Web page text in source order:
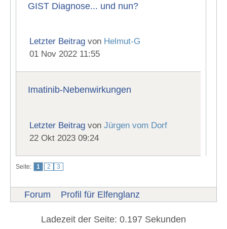
GIST Diagnose... und nun?
Letzter Beitrag von Helmut-G
01 Nov 2022 11:55
Imatinib-Nebenwirkungen
Letzter Beitrag vonJürgen vom Dorf
22 Okt 2023 09:24
Seite: 1 2 3
Forum Profil für Elfenglanz
Ladezeit der Seite: 0.197 Sekunden